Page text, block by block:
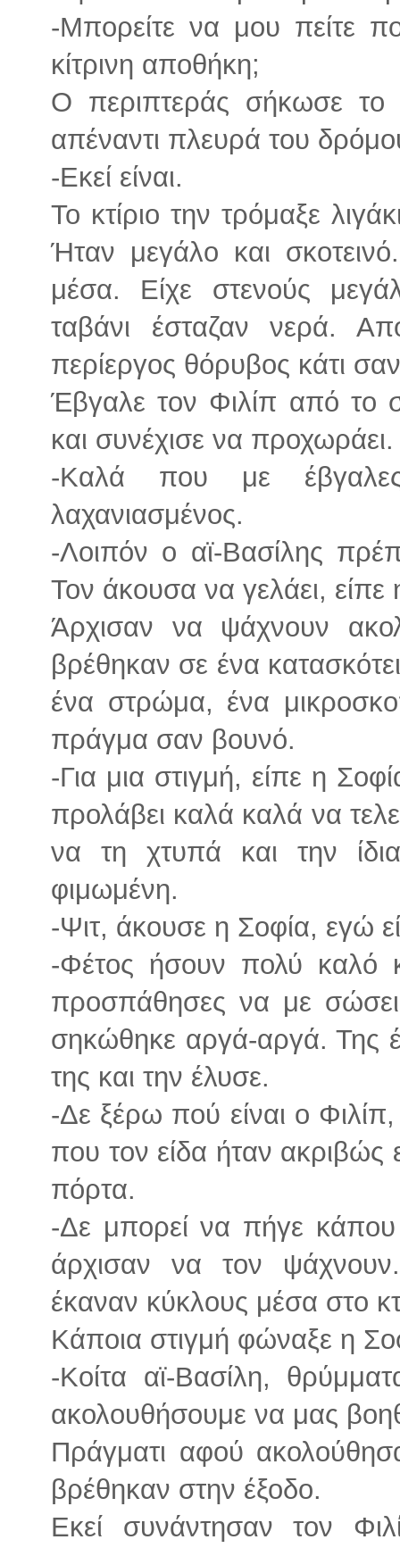
-Μπορείτε να μου πείτε
κίτρινη αποθήκη;
Ο περιπτεράς σήκωσε το
απέναντι πλευρά του
-Εκεί είναι.
Το κτίριο την τρόμαξε
Ήταν μεγάλο και
μέσα. Είχε στενούς
ταβάνι έσταζαν νερά.
περίεργος θόρυβος κάτι
Έβγαλε τον Φιλίπ από το
και συνέχισε να προχωράει.
-Καλά που με
λαχανιασμένος.
-Λοιπόν ο αϊ-Βασίλης
Τον άκουσα να γελάει, είπε
Άρχισαν να ψάχνουν
βρέθηκαν σε ένα
ένα στρώμα, ένα
πράγμα σαν βουνό.
-Για μια στιγμή, είπε η
προλάβει καλά καλά να
να τη χτυπά και την
φιμωμένη.
-Ψιτ, άκουσε η Σοφία, εγώ
-Φέτος ήσουν πολύ καλό
προσπάθησες να με
σηκώθηκε αργά-αργά. Της
της και την έλυσε.
-Δε ξέρω πού είναι ο
που τον είδα ήταν ακριβώς
πόρτα.
-Δε μπορεί να πήγε κάπου
άρχισαν να τον
έκαναν κύκλους μέσα στο
Κάποια στιγμή φώναξε η
-Κοίτα αϊ-Βασίλη,
ακολουθήσουμε να μας
Πράγματι αφού
βρέθηκαν στην έξοδο.
Εκεί συνάντησαν τον